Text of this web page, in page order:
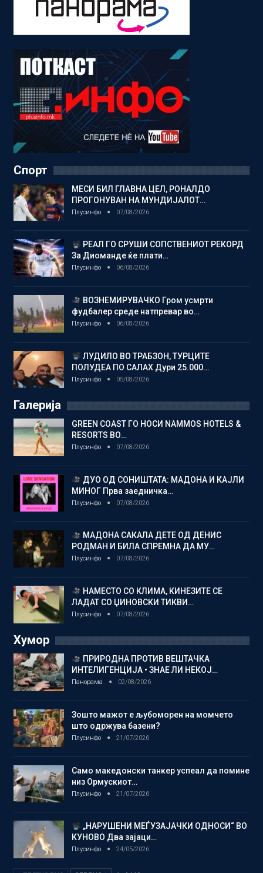
Спорт
МЕСИ БИЛ ГЛАВНА ЦЕЛ, РОНАЛДО
ПРОГОНУВАН НА МУНДИЈАЛОТ…
Плусинфо 07/08/2026
РЕАЛ ГО СРУШИ СОПСТВЕНИОТ РЕКОРД
За Диоманде ќе плати…
Плусинфо 06/08/2026
ВОЗНЕМИРУВАЧКО Гром усмрти
фудбалер среде натпревар во…
Плусинфо 06/08/2026
ЛУДИЛО ВО ТРАБЗОН, ТУРЦИТЕ
ПОЛУДЕА ПО САЛАХ Дури 25.000…
Плусинфо 05/08/2026
Галерија
GREEN COAST ГО НОСИ NAMMOS HOTELS &
RESORTS ВО…
Плусинфо 07/08/2026
ДУО ОД СОНИШТАТА: МАДОНА И КАЈЛИ
МИНОГ Прва заедничка…
Плусинфо 07/08/2026
МАДОНА САКАЛА ДЕТЕ ОД ДЕНИС
РОДМАН И БИЛА СПРЕМНА ДА МУ…
Плусинфо 07/08/2026
НАМЕСТО СО КЛИМА, КИНЕЗИТЕ СЕ
ЛАДАТ СО ЏИНОВСКИ ТИКВИ…
Плусинфо 07/08/2026
Хумор
ПРИРОДНА ПРОТИВ ВЕШТАЧКА
ИНТЕЛИГЕНЦИЈА • ЗНАЕ ЛИ НЕКОЈ…
Панорама 02/08/2026
Зошто мажот е љубоморен на момчето
што одржува базени?
Плусинфо 21/07/2026
Само македонски танкер успеал да помине
низ Ормускиот…
Плусинфо 21/07/2026
„НАРУШЕНИ МЕЃУЗАЈАЧКИ ОДНОСИ“ ВО
КУНОВО Два зајаци…
Плусинфо 24/05/2026